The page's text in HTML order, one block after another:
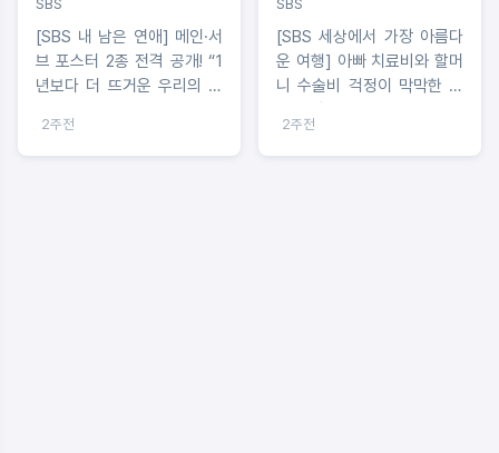
SBS
[SBS 내 남은 연애] 메인·서
브 포스터 2종 전격 공개! “1
년보다 더 뜨거운 우리의 하
2주전
SBS
[SBS 세상에서 가장 아름다
운 여행] 아빠 치료비와 할머
니 수술비 걱정이 막막한 어
2주전